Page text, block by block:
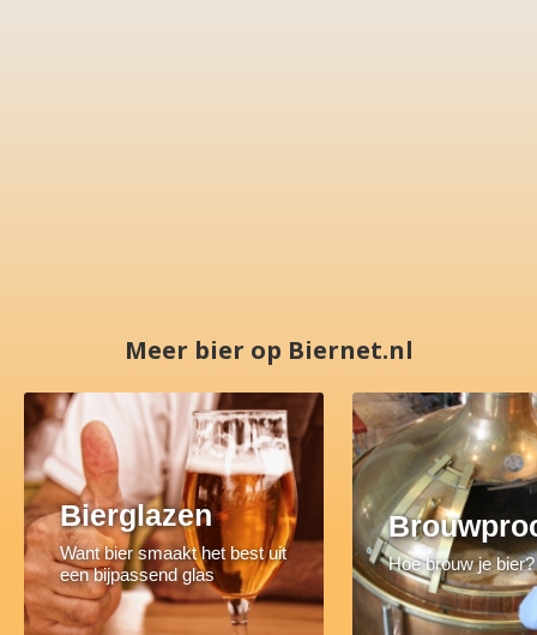
Meer bier op Biernet.nl
Bierglazen
Want bier smaakt het best uit
een bijpassend glas
Hoe brouw je bier?